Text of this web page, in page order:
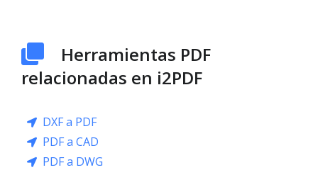
Herramientas PDF
relacionadas en i2PDF
DXF a PDF
PDF a CAD
PDF a DWG